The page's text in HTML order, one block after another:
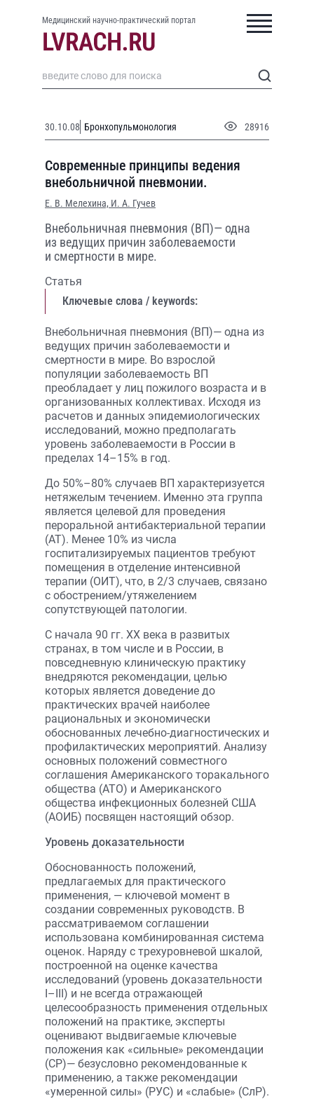
Медицинский научно-практический портал
30.10.08 Бронхопульмонология 28916
Современные принципы ведения
внебольничной пневмонии.
Е. В. Мелехина, И. А. Гучев
Внебольничная пневмония (ВП)— одна
из ведущих причин заболеваемости
и смертности в мире.
Статья
Ключевые слова / keywords:
Внебольничная пневмония (ВП)— одна из
ведущих причин заболеваемости и
смертности в мире. Во взрослой
популяции заболеваемость ВП
преобладает у лиц пожилого возраста и в
организованных коллективах. Исходя из
расчетов и данных эпидемиологических
исследований, можно предполагать
уровень заболеваемости в России в
пределах 14–15% в год.
До 50%–80% случаев ВП характеризуется
нетяжелым течением. Именно эта группа
является целевой для проведения
пероральной антибактериальной терапии
(АТ). Менее 10% из числа
госпитализируемых пациентов требуют
помещения в отделение интенсивной
терапии (ОИТ), что, в 2/3 случаев, связано
с обострением/утяжелением
сопутствующей патологии.
С начала 90 гг. ХХ века в развитых
странах, в том числе и в России, в
повседневную клиническую практику
внедряются рекомендации, целью
которых является доведение до
практических врачей наиболее
рациональных и экономически
обоснованных лечебно-диагностических и
профилактических мероприятий. Анализу
основных положений совместного
соглашения Американского торакального
общества (АТО) и Американского
общества инфекционных болезней США
(АОИБ) посвящен настоящий обзор.
Уровень доказательности
Обоснованность положений,
предлагаемых для практического
применения, — ключевой момент в
создании современных руководств. В
рассматриваемом соглашении
использована комбинированная система
оценок. Наряду с трехуровневой шкалой,
построенной на оценке качества
исследований (уровень доказательности
I–III) и не всегда отражающей
целесообразность применения отдельных
положений на практике, эксперты
оценивают выдвигаемые ключевые
положения как «сильные» рекомендации
(СР)— безусловно рекомендованные к
применению, а также рекомендации
«умеренной силы» (РУС) и «слабые» (СлР).